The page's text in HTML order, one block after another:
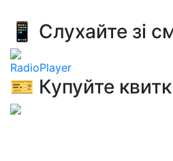
📱 Слухайте зі
RadioPlayer
🎫 Купуйте